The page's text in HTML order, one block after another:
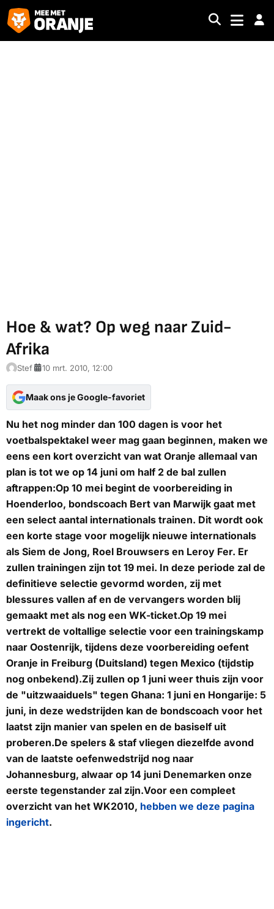
Hoe & wat? Op weg naar Zuid-
Afrika
Stef 10 mrt. 2010, 12:00
Maak ons je Google-favoriet
Nu het nog minder dan 100 dagen is voor het
voetbalspektakel weer mag gaan beginnen, maken we
eens een kort overzicht van wat Oranje allemaal van
plan is tot we op 14 juni om half 2 de bal zullen
aftrappen:Op 10 mei begint de voorbereiding in
Hoenderloo, bondscoach Bert van Marwijk gaat met
een select aantal internationals trainen. Dit wordt ook
een korte stage voor mogelijk nieuwe internationals
als Siem de Jong, Roel Brouwsers en Leroy Fer. Er
zullen trainingen zijn tot 19 mei. In deze periode zal de
definitieve selectie gevormd worden, zij met
blessures vallen af en de vervangers worden blij
gemaakt met als nog een WK-ticket.Op 19 mei
vertrekt de voltallige selectie voor een trainingskamp
naar Oostenrijk, tijdens deze voorbereiding oefent
Oranje in Freiburg (Duitsland) tegen Mexico (tijdstip
nog onbekend).Zij zullen op 1 juni weer thuis zijn voor
de "uitzwaaiduels" tegen Ghana: 1 juni en Hongarije: 5
juni, in deze wedstrijden kan de bondscoach voor het
laatst zijn manier van spelen en de basiself uit
proberen.De spelers & staf vliegen diezelfde avond
van de laatste oefenwedstrijd nog naar
Johannesburg, alwaar op 14 juni Denemarken onze
eerste tegenstander zal zijn.Voor een compleet
overzicht van het WK2010, hebben we deze pagina
ingericht.